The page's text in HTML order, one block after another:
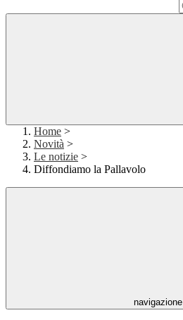
Home >
Novità >
Le notizie >
Diffondiamo la Pallavolo
navigazione